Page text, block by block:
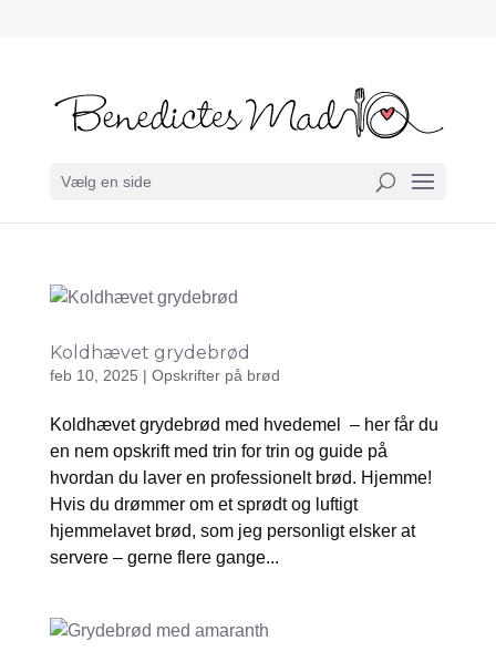
Vælg en side
Koldhævet grydebrød
feb 10, 2025 | Opskrifter på brød
Koldhævet grydebrød med hvedemel – her får du
en nem opskrift med trin for trin og guide på
hvordan du laver en professionelt brød. Hjemme!
Hvis du drømmer om et sprødt og luftigt
hjemmelavet brød, som jeg personligt elsker at
servere – gerne flere gange...